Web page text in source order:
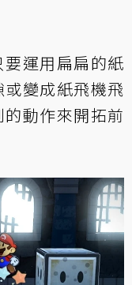
運用扁扁的紙
變成紙飛機飛
動作來開拓前